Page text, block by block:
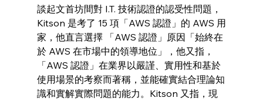
談起文首坊間對 I.T. 技術認證的認受性問題，
Kitson 是考了 15 項「AWS 認證」的 AWS 用
家，他直言選擇 「AWS 認證」原因「始終在
於 AWS 在市場中的領導地位」，他又指，
「AWS 認證」在業界以嚴謹、實用性和基於
使用場景的考察而著稱，並能確實結合理論知
識和實解實際問題的能力。Kitson 又指，現